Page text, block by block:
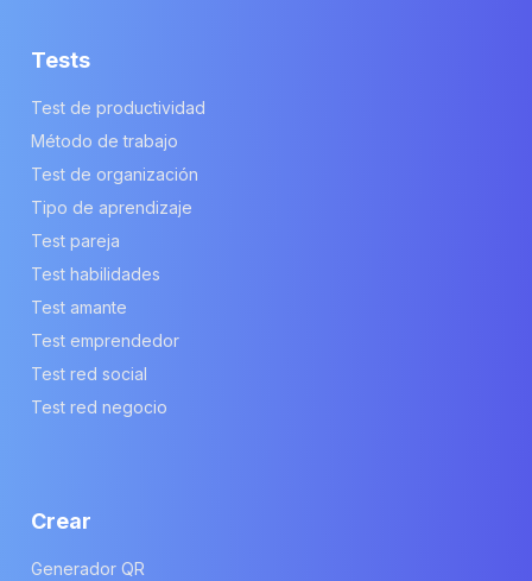
Tests
Test de productividad
Método de trabajo
Test de organización
Tipo de aprendizaje
Test pareja
Test habilidades
Test amante
Test emprendedor
Test red social
Test red negocio
Crear
Generador QR